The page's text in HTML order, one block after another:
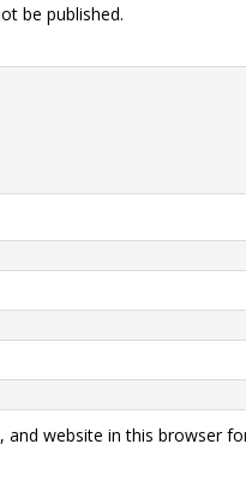
be published.
and website in this browser